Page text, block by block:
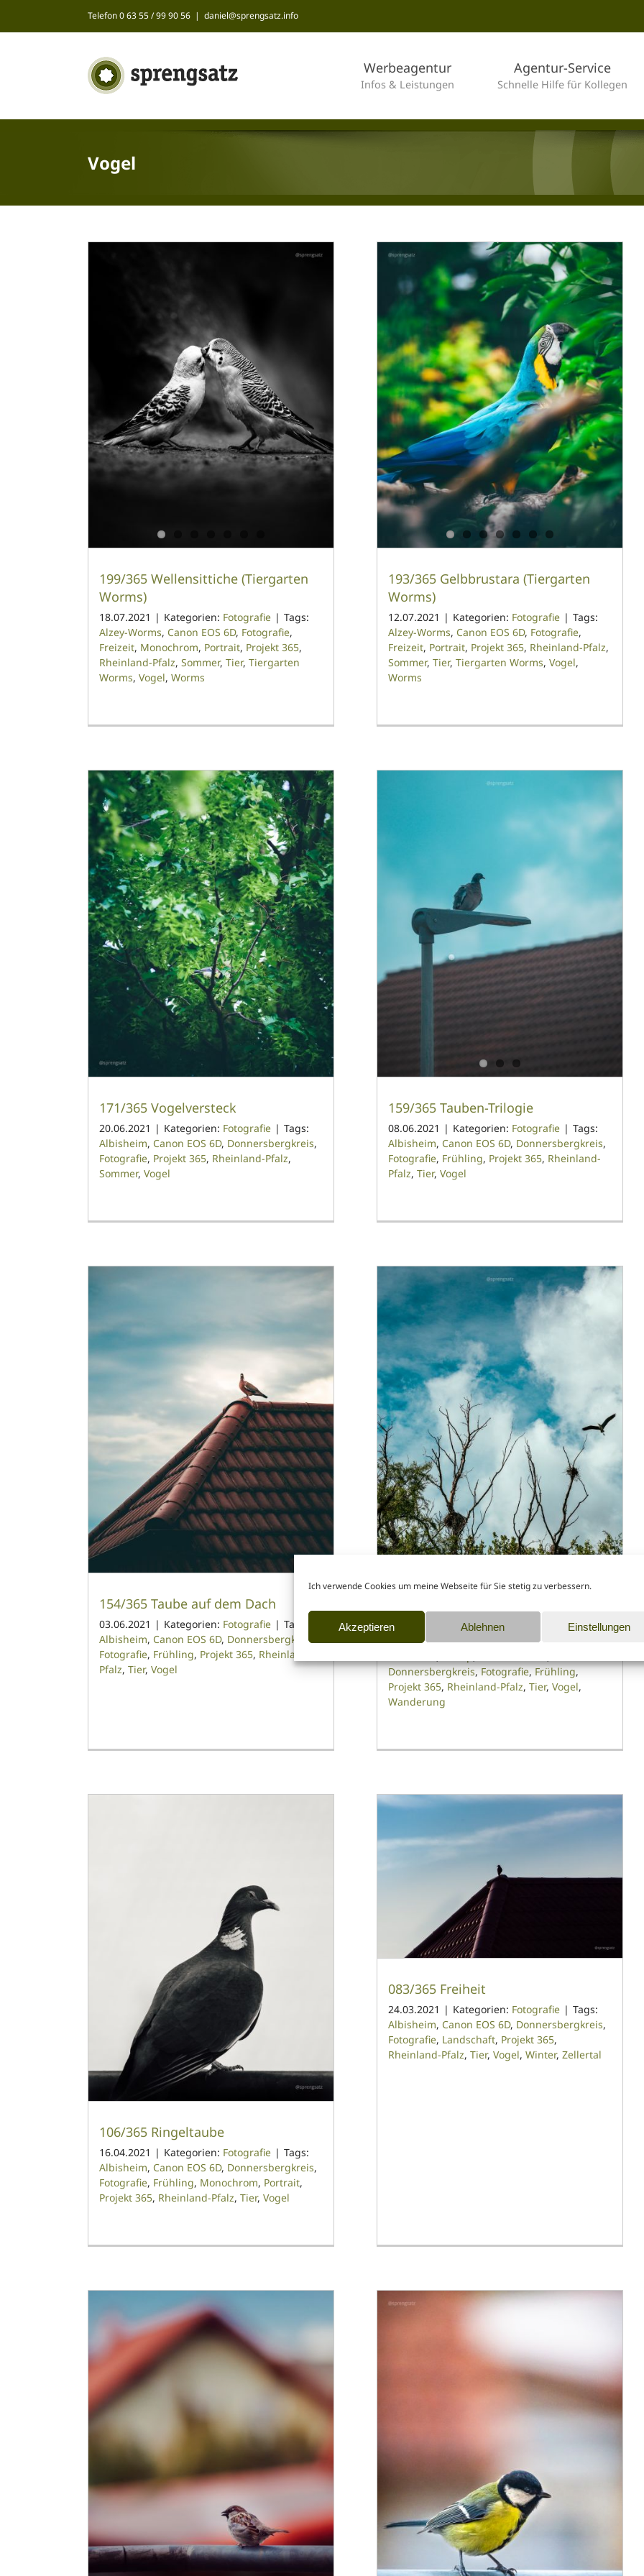
Ich verwende Cookies um meine Webseite für Sie stetig zu verbessern.
Akzeptieren Ablehnen Einstellungen
Telefon 0 63 55 / 99 90 56 | daniel@sprengsatz.info
Werbeagentur
Infos & Leistungen
Agentur-Service
Schnelle Hilfe für Kollegen
Vogel
199/365 Wellensittiche (Tiergarten
Worms)
18.07.2021 | Kategorien: Fotografie | Tags:
Alzey-Worms, Canon EOS 6D, Fotografie,
Freizeit, Monochrom, Portrait, Projekt 365,
Rheinland-Pfalz, Sommer, Tier, Tiergarten
Worms, Vogel, Worms
193/365 Gelbbrustara (Tiergarten
Worms)
12.07.2021 | Kategorien: Fotografie | Tags:
Alzey-Worms, Canon EOS 6D, Fotografie,
Freizeit, Portrait, Projekt 365, Rheinland-Pfalz,
Sommer, Tier, Tiergarten Worms, Vogel,
Worms
171/365 Vogelversteck
20.06.2021 | Kategorien: Fotografie | Tags:
Albisheim, Canon EOS 6D, Donnersbergkreis,
Fotografie, Projekt 365, Rheinland-Pfalz,
Sommer, Vogel
159/365 Tauben-Trilogie
08.06.2021 | Kategorien: Fotografie | Tags:
Albisheim, Canon EOS 6D, Donnersbergkreis,
Fotografie, Frühling, Projekt 365, Rheinland-
Pfalz, Tier, Vogel
154/365 Taube auf dem Dach
03.06.2021 | Kategorien: Fotografie | Tags:
Albisheim, Canon EOS 6D, Donnersbergkreis
Fotografie, Frühling, Projekt 365, Rheinland-
Pfalz, Tier, Vogel
Albisheim)
29.05.2021 | Kategorien:Fotografie
Donnersbergkreis,Fotografie,Frühling,
Projekt 365, Rheinland-Pfalz, Tier, Vogel,
Wanderung
106/365 Ringeltaube
16.04.2021 | Kategorien: Fotografie | Tags:
Albisheim, Canon EOS 6D, Donnersbergkreis,
Fotografie, Frühling, Monochrom, Portrait,
Projekt 365, Rheinland-Pfalz, Tier, Vogel
083/365 Freiheit
24.03.2021 | Kategorien: Fotografie | Tags:
Albisheim, Canon EOS 6D, Donnersbergkreis,
Fotografie, Landschaft, Projekt 365,
Rheinland-Pfalz, Tier, Vogel, Winter, Zellertal